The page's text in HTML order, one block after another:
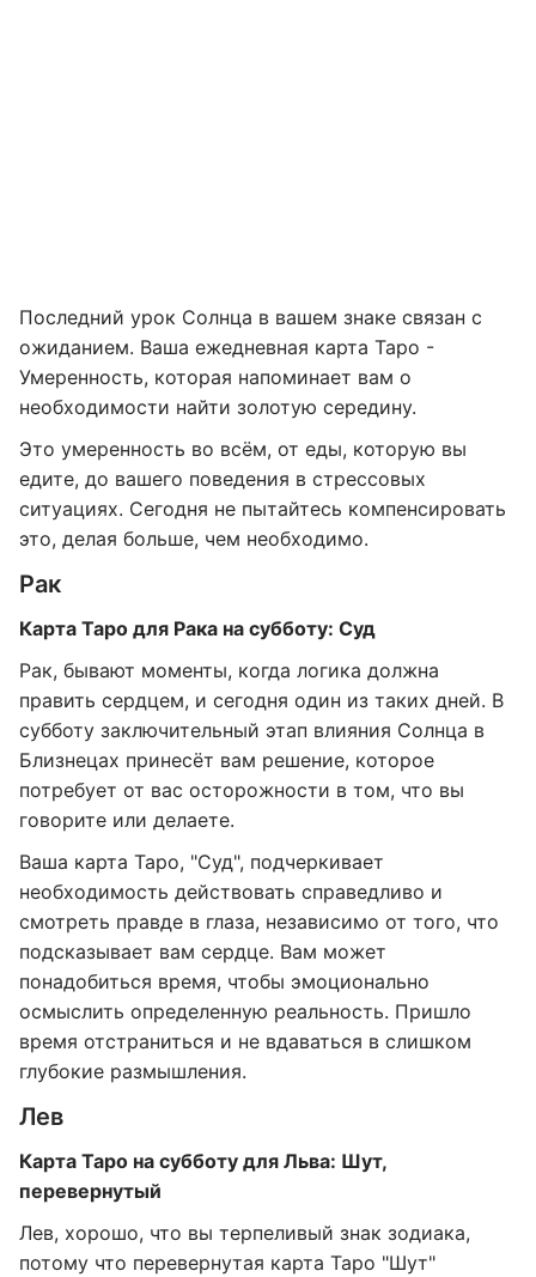
Последний урок Солнца в вашем знаке связан с
ожиданием. Ваша ежедневная карта Таро -
Умеренность, которая напоминает вам о
необходимости найти золотую середину.
Это умеренность во всём, от еды, которую вы
едите, до вашего поведения в стрессовых
ситуациях. Сегодня не пытайтесь компенсировать
это, делая больше, чем необходимо.
Рак
Карта Таро для Рака на субботу: Суд
Рак, бывают моменты, когда логика должна
править сердцем, и сегодня один из таких дней. В
субботу заключительный этап влияния Солнца в
Близнецах принесёт вам решение, которое
потребует от вас осторожности в том, что вы
говорите или делаете.
Ваша карта Таро, "Суд", подчеркивает
необходимость действовать справедливо и
смотреть правде в глаза, независимо от того, что
подсказывает вам сердце. Вам может
понадобиться время, чтобы эмоционально
осмыслить определенную реальность. Пришло
время отстраниться и не вдаваться в слишком
глубокие размышления.
Лев
Карта Таро на субботу для Льва: Шут,
перевернутый
Лев, хорошо, что вы терпеливый знак зодиака,
потому что перевернутая карта Таро "Шут"